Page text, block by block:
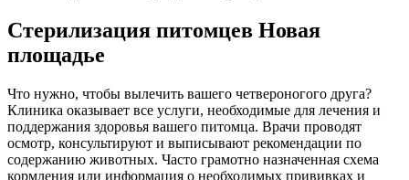
Стерилизация питомцев Новая
площадье
Что нужно, чтобы вылечить вашего четвероногого друга?
Клиника оказывает все услуги, необходимые для лечения и
поддержания здоровья вашего питомца. Врачи проводят
осмотр, консультируют и выписывают рекомендации по
содержанию животных. Часто грамотно назначенная схема
кормления или информация о необходимых прививках и